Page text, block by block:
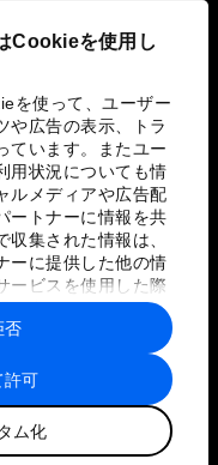
Cookieを使用し
を使って、ユーザー
や広告の表示、トラ
ています。またユー
用状況についても情
ルメディアや広告配
ートナーに情報を共
集された情報は、
ーに提供した他の情
ービスを使用した際
み合わされ、各パー
ることがありま
許可
ム化
否
利用規約
ーラム